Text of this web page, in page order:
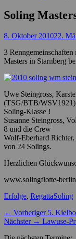
Soling
Posted
8. Oktober 201022.
3
Masters in Starnberg
Uwe Steingross,
(TSG/BTB/WSV1921)
Soling-Klasse !
Susanne Steingross,
8 und die Crew
Wolf-Eberhard
von 24 Solings.
Herzlichen
www.solingflotte-
Kategorien
Erfolge, RegattaSoling
← Vorheriger
Beitrag:
5.
Nächster → Nächster
Lawuse-